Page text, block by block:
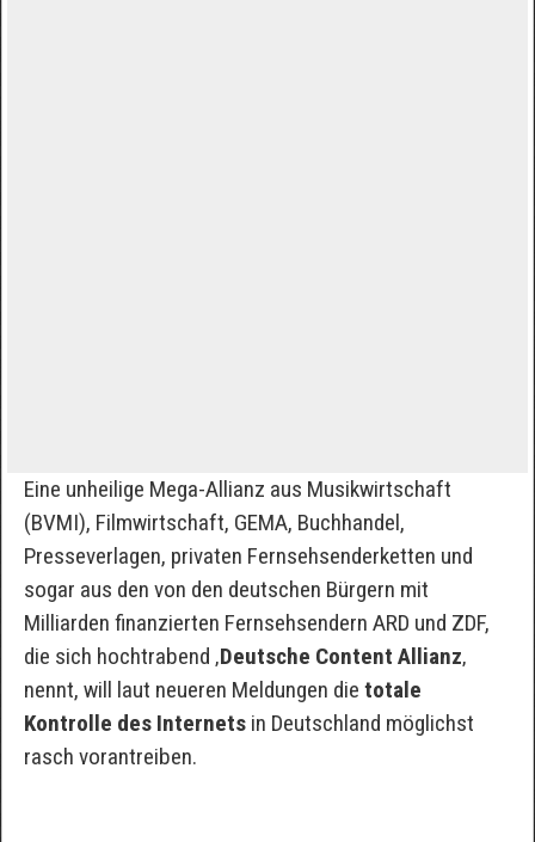
Eine unheilige Mega-Allianz aus Musikwirtschaft
(BVMI), Filmwirtschaft, GEMA, Buchhandel,
Presseverlagen, privaten Fernsehsenderketten und
sogar aus den von den deutschen Bürgern mit
Milliarden finanzierten Fernsehsendern ARD und ZDF,
die sich hochtrabend ‚Deutsche Content Allianz‚
nennt, will laut neueren Meldungen die totale
Kontrolle des Internetsin Deutschland möglichst
rasch vorantreiben.